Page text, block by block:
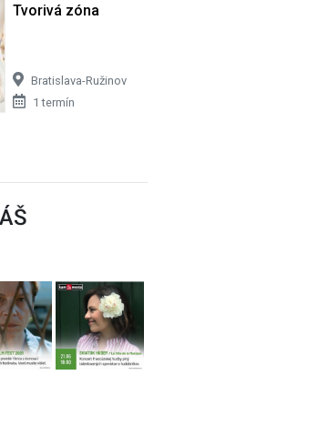
Tvorivá zóna
Bratislava-Ružinov
1 termín